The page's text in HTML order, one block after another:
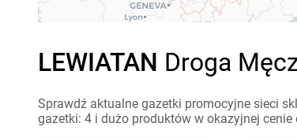
LEWIATAN Droga
Sprawdź aktualne gazetki promocyjne sieci
gazetki: 4 i dużo produktów w okazyjnej